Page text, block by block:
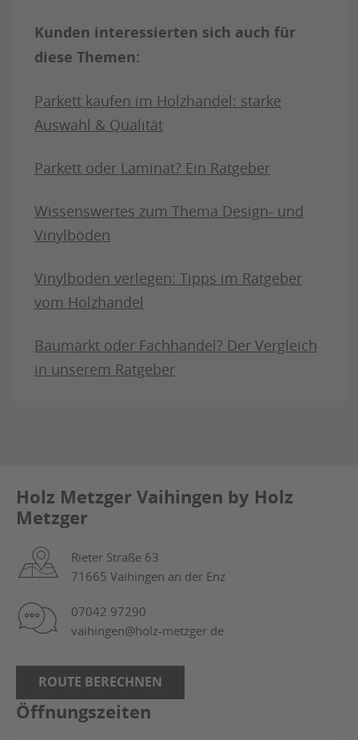
Kunden interessierten sich auch für
diese Themen:
Parkett kaufen im Holzhandel: starke
Auswahl & Qualität
Parkett oder Laminat? Ein Ratgeber
Wissenswertes zum Thema Design- und
Vinylböden
Vinylboden verlegen: Tipps im Ratgeber
vom Holzhandel
Baumarkt oder Fachhandel? Der Vergleich
in unserem Ratgeber
Holz Metzger Vaihingen by Holz
Metzger
Rieter Straße 63
71665 Vaihingen an der Enz
07042 97290
vaihingen@holz-metzger.de
ROUTE BERECHNEN
Öffnungszeiten